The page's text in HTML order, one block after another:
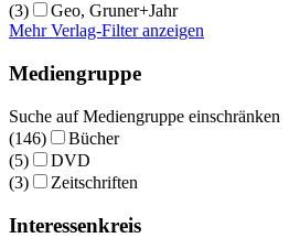
(3)
Geo, Gruner+Jahr
Mehr Verlag-Filter anzeigen
Mediengruppe
Suche auf Mediengruppe einschränken
(146)
Bücher
(5)
DVD
(3)
Zeitschriften
Interessenkreis